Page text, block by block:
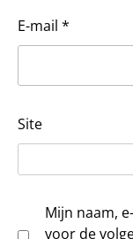
E-mail *
Site
Mijn naam,
voor de